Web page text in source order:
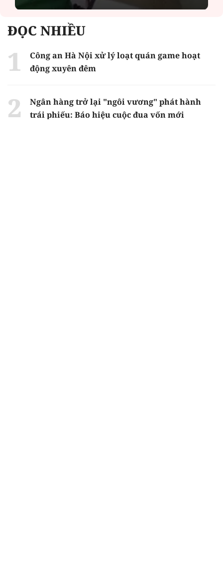
ĐỌC NHIỀU
Công an Hà Nội xử lý loạt quán game hoạt
động xuyên đêm
Ngân hàng trở lại "ngôi vương" phát hành
trái phiếu: Báo hiệu cuộc đua vốn mới